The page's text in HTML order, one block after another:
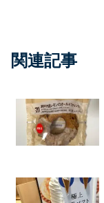
関連記事